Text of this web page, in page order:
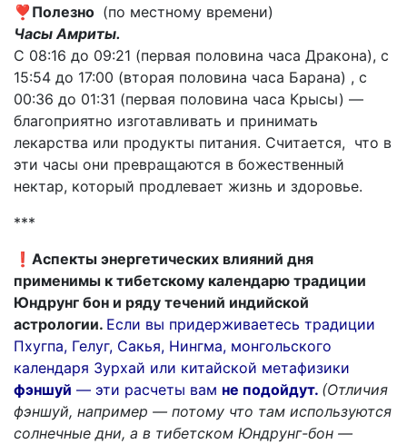
❣️ Полезно (по местному времени)
Часы Амриты.
С 08:16 до 09:21 (первая половина часа Дракона), с
15:54 до 17:00 (вторая половина часа Барана) , с
00:36 до 01:31 (первая половина часа Крысы) —
благоприятно изготавливать и принимать
лекарства или продукты питания. Считается, что в
эти часы они превращаются в божественный
нектар, который продлевает жизнь и здоровье.
***
❗️Аспекты энергетических влияний дня
применимы к тибетскому календарю традиции
Юндрунг бон и ряду течений индийской
астрологии. Если вы придерживаетесь традиции
Пхугпа, Гелуг, Сакья, Нингма, монгольского
календаря Зурхай или китайской метафизики
фэншуй — эти расчеты вам не подойдут. (Отличия
фэншуй, например — потому что там используются
солнечные дни, а в тибетском Юндрунг-бон —